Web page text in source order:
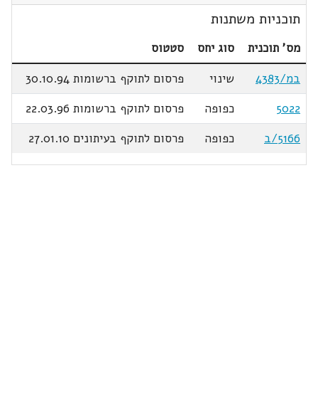
תוכניות משתנות
מס' תוכנית סוג יחס
סטטוס
במ/4383
שינוי
פרסום לתוקף ברשומות 30.10.94
5022
כפופה
פרסום לתוקף ברשומות 22.03.96
5166/ב
כפופה פרסום לתוקף בעיתונים 27.01.10